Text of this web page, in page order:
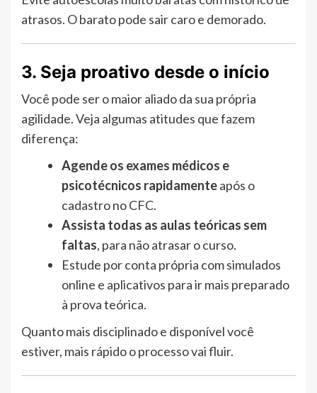
atrasos. O barato pode sair caro e demorado.
3. Seja proativo desde o início
Você pode ser o maior aliado da sua própria
agilidade. Veja algumas atitudes que fazem
diferença:
Agende os exames médicos e
psicotécnicos rapidamenteapós o
cadastro no CFC.
Assista todas as aulas teóricas sem
faltas, para não atrasar o curso.
Estude por conta própria com simulados
online e aplicativos para ir mais preparado
à prova teórica.
Quanto mais disciplinado e disponível você
estiver, mais rápido o processo vai fluir.